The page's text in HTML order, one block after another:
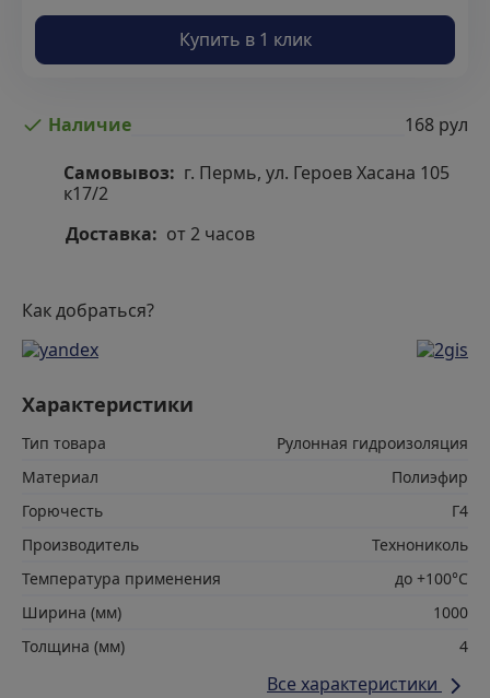
Купить в 1 клик
Наличие
168 рул
Самовывоз: г. Пермь, ул. Героев Хасана 105
к17/2
Доставка: от 2 часов
Как добраться?
Характеристики
Тип товара
Рулонная гидроизоляция
Материал
Полиэфир
Горючесть
Г4
Производитель
Технониколь
Температура применения
до +100°С
Ширина (мм)
1000
Толщина (мм)
4
Все характеристики